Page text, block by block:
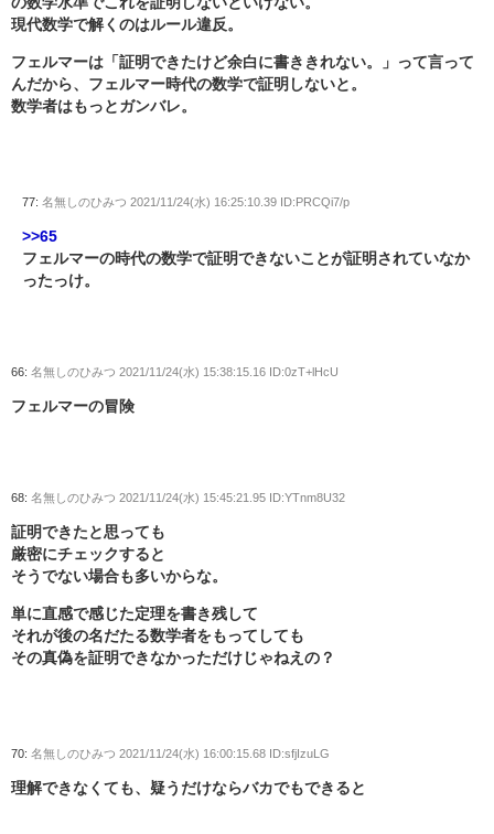
現代数学で解くのはルール違反。
フェルマーは「証明できたけど余白に書ききれない。」って言って
んだから、フェルマー時代の数学で証明しないと。
数学者はもっとガンバレ。
77: 名無しのひみつ 2021/11/24(水) 16:25:10.39 ID:PRCQi7/p
>>65
フェルマーの時代の数学で証明できないことが証明されていなか
ったっけ。
66: 名無しのひみつ 2021/11/24(水) 15:38:15.16 ID:0zT+lHcU
フェルマーの冒険
68: 名無しのひみつ 2021/11/24(水) 15:45:21.95 ID:YTnm8U32
証明できたと思っても
厳密にチェックすると
そうでない場合も多いからな。
単に直感で感じた定理を書き残して
それが後の名だたる数学者をもってしても
その真偽を証明できなかっただけじゃねえの？
70: 名無しのひみつ 2021/11/24(水) 16:00:15.68 ID:sfjIzuLG
理解できなくても、疑うだけならバカでもできると